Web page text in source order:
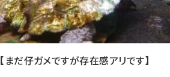
【まだ仔ガメですが存在感アリです】